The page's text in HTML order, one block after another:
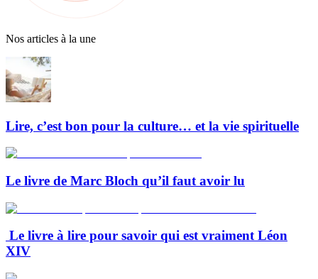
Nos articles à la une
Lire, c’est bon pour la culture… et la vie spirituelle
Le livre de Marc Bloch qu’il faut avoir lu
Le livre à lire pour savoir qui est vraiment Léon
XIV